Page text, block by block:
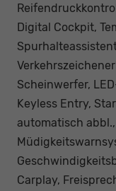
Digital Cockpit,
Scheinwerfer,
Keyless Entry,
automatisch
Carplay,